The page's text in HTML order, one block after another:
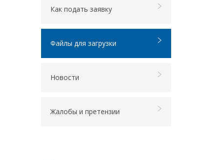
Как подать заявку
Файлы для загрузки
Новости
Жалобы и претензии